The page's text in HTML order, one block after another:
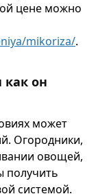
цене можно
mikoriza/.
как он
может
Огородники,
овощей,
получить
системой.